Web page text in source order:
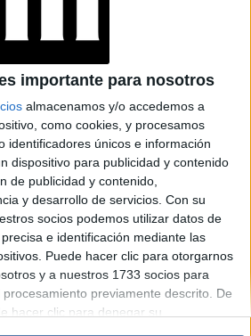
importante para nosotros
almacenamos y/o accedemos a
como cookies, y procesamos
identificadores únicos e información
dispositivo para publicidad y contenido
de publicidad y contenido,
y desarrollo de servicios. Con su
socios podemos utilizar datos de
e identificación mediante las
Puede hacer clic para otorgarnos
y a nuestros 1733 socios para
previamente descrito. De
hacer clic para denegar su
Caras Noticias
Parabrisas
Lunateen Break BATimes
- Todos los derechos reservados
Intelectual: Nro. 5346433